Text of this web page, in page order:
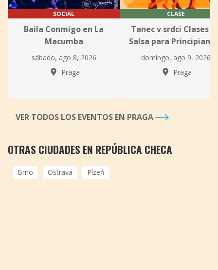
SOCIAL
Baila Conmigo en La
Macumba
sábado, ago 8, 2026
Praga
CLASE
Tanec v srdci Clases
Salsa para
domingo, ago 9, 2026
Praga
VER TODOS LOS EVENTOS EN PRAGA
OTRAS CIUDADES EN REPÚBLICA CHECA
Brno Ostrava Plzeň